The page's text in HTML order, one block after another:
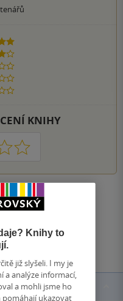
KNIHY
Knihy to
již slyšeli. I my je
a analýze informací,
a mohli jsme ho
pomáhají ukazovat